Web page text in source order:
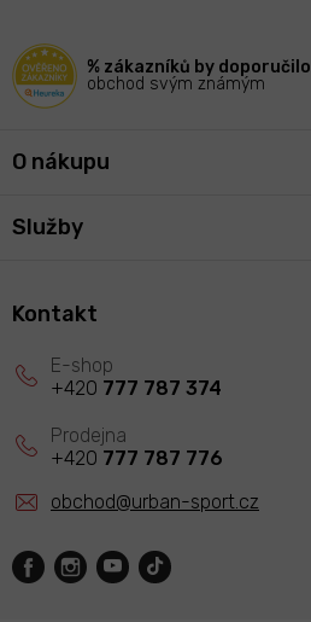
% zákazníků by doporučilo
obchod svým známým
O nákupu
Služby
Kontakt
obchod@urban-sport.cz
+420 777 787 374
+420 777 787 776